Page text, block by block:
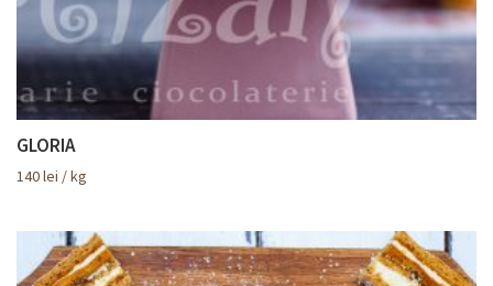
GLORIA
140lei / kg